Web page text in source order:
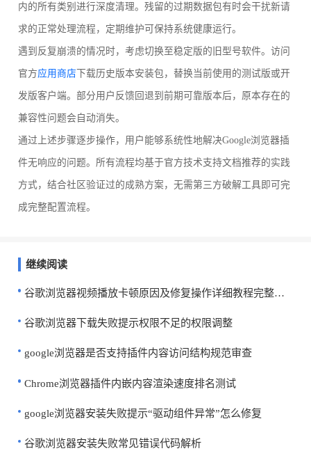
内的所有类别进行深度清理。残留的过期数据包有时会干扰新请
求的正常处理流程，定期维护可保持系统健康运行。
遇到反复崩溃的情况时，考虑切换至稳定版的旧型号软件。访问
官方应用商店下载历史版本安装包，替换当前使用的测试版或开
发版客户端。部分用户反馈回退到前期可靠版本后，原本存在的
兼容性问题会自动消失。
通过上述步骤逐步操作，用户能够系统性地解决Google浏览器插
件无响应的问题。所有流程均基于官方技术支持文档推荐的实践
方式，结合社区验证过的成熟方案，无需第三方破解工具即可完
成完整配置流程。
继续阅读
谷歌浏览器视频播放卡顿原因及修复操作详细教程完整分享
谷歌浏览器下载失败提示权限不足的权限调整
google浏览器是否支持插件内容访问结构规范审查
Chrome浏览器插件内嵌内容渲染速度排名测试
google浏览器安装失败提示“驱动组件异常”怎么修复
谷歌浏览器安装失败常见错误代码解析